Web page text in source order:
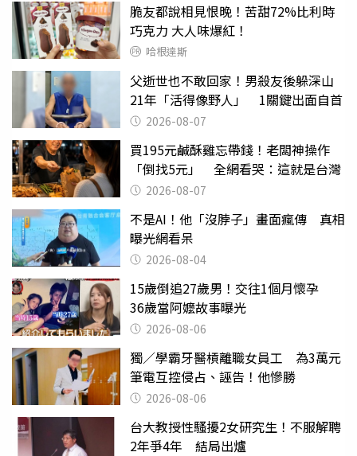
脆友都說相見恨晚！苦甜72%比利時
巧克力 大人味爆紅！
哈根達斯
父逝世也不敢回家！男殺友後躲深山
21年「活得像野人」 1關鍵出面自首
2026-08-07
買195元鹹酥雞忘帶錢！老闆神操作
「倒找5元」 全網看哭：這就是台灣
2026-08-07
不是AI！他「沒脖子」畫面瘋傳 真相
曝光網看呆
2026-08-04
15歲倒追27歲男！交往1個月懷孕
36歲當阿嬤故事曝光
2026-08-06
獨／學霸牙醫槓離職女員工 為3萬元
筆電互控侵占、誣告！他慘勝
2026-08-06
台大教授性騷擾2女研究生！不服解聘
2年爭4年 結局出爐